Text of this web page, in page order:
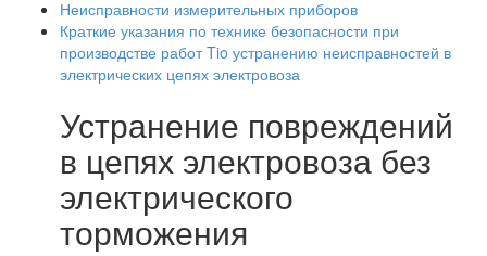
Неисправности измерительных приборов
Краткие указания по технике безопасности при
производстве работ Tio устранению неисправностей в
электрических цепях электровоза
Устранение повреждений
в цепях электровоза без
электрического
торможения